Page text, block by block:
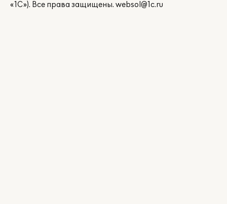
«1С»). Все права защищены. websol@1c.ru